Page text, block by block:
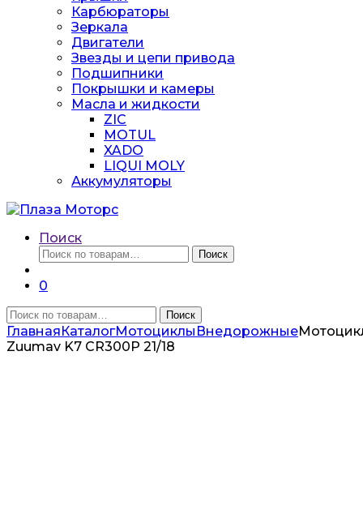
Карбюраторы
Зеркала
Двигатели
Звезды и цепи привода
Подшипники
Покрышки и камеры
Масла и жидкости
ZIC
MOTUL
XADO
LIQUI MOLY
Аккумуляторы
Поиск
Искать:
Поиск
0
Искать:
Поиск
ГлавнаяКаталогМотоциклы Внедорожные
Zuumav K7 CR300P 21/18